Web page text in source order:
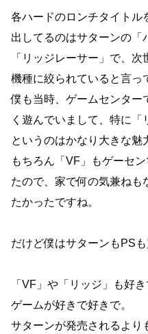
各ハードのロンチタイトル
出してるのはサターンの
「リッジレーサー」で、
機種に絞られていると言っ
僕も当時、ゲームセンター
く遊んでいまして、特に
というのはかなり大きな魅
もちろん「VF」もゲーセ
たので、家で何の気兼ねも
たかったですね。
だけど僕はサターンもPSも
「VF」や「リッジ」も好
ゲームが好きで好きで。
サターンが発売されるより